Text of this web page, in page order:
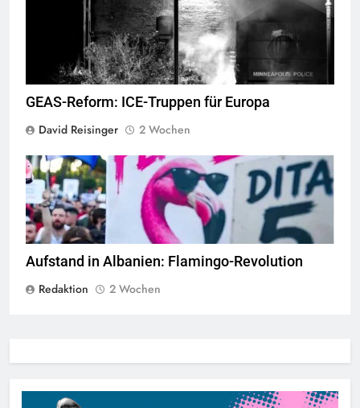
George Floyd Aufstand © Chad Davis.jpg
GEAS-Reform: ICE-Truppen für Europa
David Reisinger
2 Wochen
Flamingo revolucioni © Daniel Olivenbaum
Aufstand in Albanien: Flamingo-Revolution
Redaktion
2 Wochen